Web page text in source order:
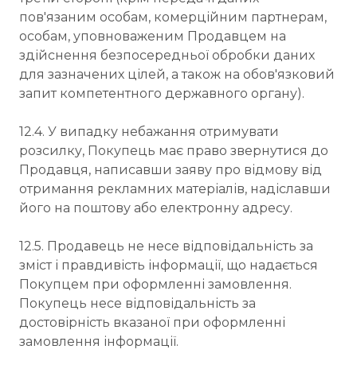
пов'язаним особам, комерційним партнерам,
особам, уповноваженим Продавцем на
здійснення безпосередньої обробки даних
для зазначених цілей, а також на обов'язковий
запит компетентного державного органу).
12.4. У випадку небажання отримувати
розсилку, Покупець має право звернутися до
Продавця, написавши заяву про відмову від
отримання рекламних матеріалів, надіславши
його на поштову або електронну адресу.
12.5. Продавець не несе відповідальність за
зміст і правдивість інформації, що надається
Покупцем при оформленні замовлення.
Покупець несе відповідальність за
достовірність вказаної при оформленні
замовлення інформації.